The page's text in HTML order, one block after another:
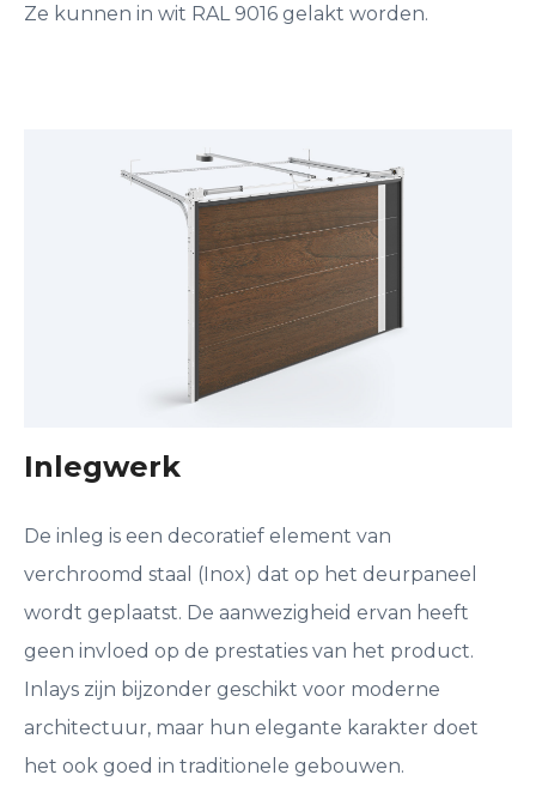
Ze kunnen in wit RAL 9016 gelakt worden.
Inlegwerk
De inleg is een decoratief element van
verchroomd staal (Inox) dat op het deurpaneel
wordt geplaatst. De aanwezigheid ervan heeft
geen invloed op de prestaties van het product.
Inlays zijn bijzonder geschikt voor moderne
architectuur, maar hun elegante karakter doet
het ook goed in traditionele gebouwen.